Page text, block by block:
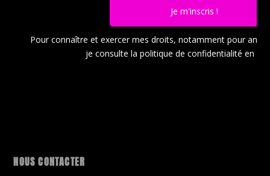
Je m'inscris !
Pour connaître et exercer mes droits, notamment pour
je consulte la politique de confidentialité en
NOUS CONTACTER